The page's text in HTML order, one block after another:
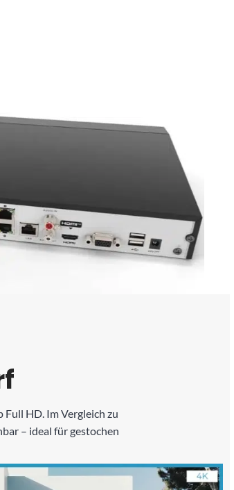
HD. Im Vergleich zu
– ideal für gestochen